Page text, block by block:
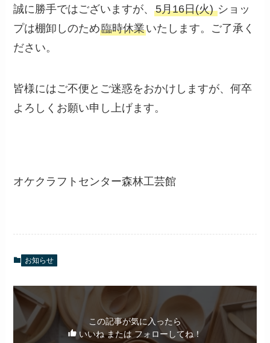
誠に勝手ではございますが、5月16日(火)ショッ
プは棚卸しのため臨時休業いたします。ご了承く
ださい。
皆様にはご不便とご迷惑をおかけしますが、何卒
よろしくお願い申し上げます。
オケクラフトセンター森林工芸館
お知らせ
この記事が気に入ったら
いいね または フォローしてね！